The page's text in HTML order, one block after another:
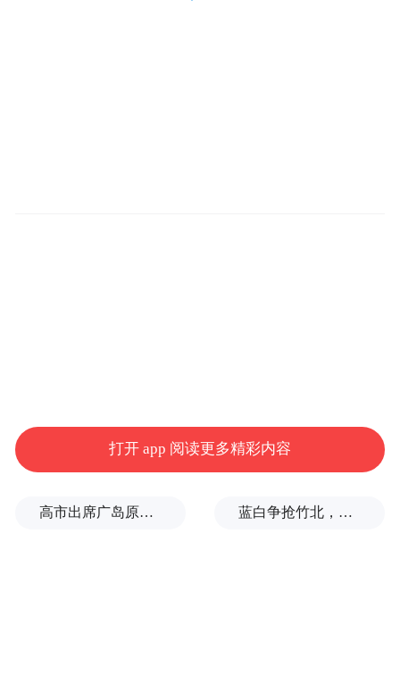
大连理工大学是中国共产党在新中国成立前
夕，面向新中国工业体系建设亲手创办的第
重点大学，是国家“211工程”和“985工程”重
打开 app 阅读更多精彩内容
高市出席广岛原子弹轰炸纪念仪式，核立场模糊耐人寻味 蓝白争抢竹北，整合卡关！黄国昌：相信郑丽文会守诺